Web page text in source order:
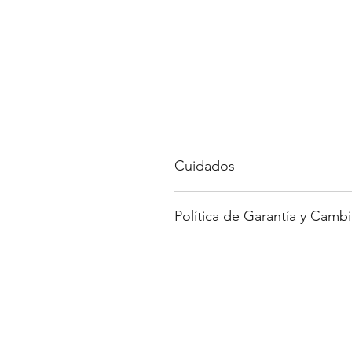
Cuidados
Evita el agua o productos
Política de Garantía y